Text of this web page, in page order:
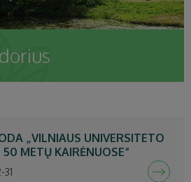
„VILNIAUS UNIVERSITETO
METŲ KAIRĖNUOSE“